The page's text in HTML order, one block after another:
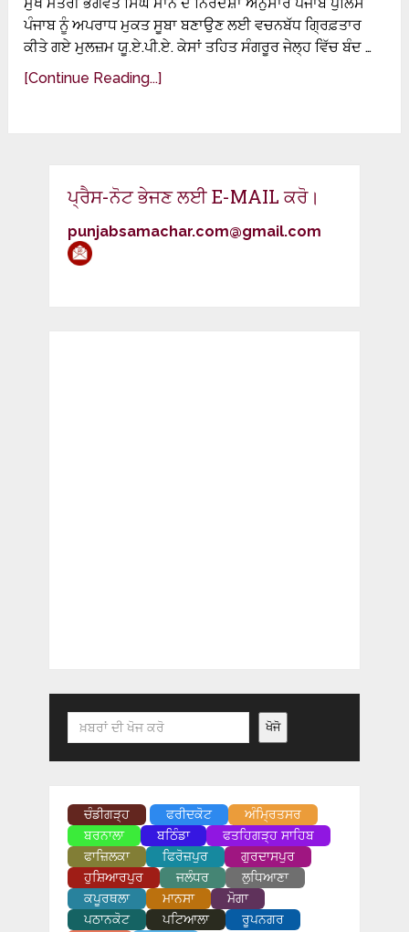
ਮੁੱਖ ਮੰਤਰੀ ਭਗਵੰਤ ਸਿੰਘ ਮਾਨ ਦੇ ਨਿਰਦੇਸ਼ਾਂ ਅਨੁਸਾਰ ਪੰਜਾਬ ਪੁਲਿਸ
ਪੰਜਾਬ ਨੂੰ ਅਪਰਾਧ ਮੁਕਤ ਸੂਬਾ ਬਣਾਉਣ ਲਈ ਵਚਨਬੱਧ ਗ੍ਰਿਫ਼ਤਾਰ
ਕੀਤੇ ਗਏ ਮੁਲਜ਼ਮ ਯੂ.ਏ.ਪੀ.ਏ. ਕੇਸਾਂ ਤਹਿਤ ਸੰਗਰੂਰ ਜੇਲ੍ਹ ਵਿੱਚ ਬੰਦ …
[Continue Reading...]
ਪ੍ਰੈਸ-ਨੋਟ ਭੇਜਣ ਲਈ E-MAIL ਕਰੋ।
punjabsamachar.com@gmail.com
Search ਖੋਜੋ
ਚੰਡੀਗੜ੍ਹ ਫਰੀਦਕੋਟ
ਅੰਮ੍ਰਿਤਸਰ
ਬਰਨਾਲਾ
ਬਠਿੰਡਾ
ਫਤਹਿਗੜ੍ਹ ਸਾਹਿਬ
ਫਾਜ਼ਿਲਕਾ
ਫਿਰੋਜ਼ਪੁਰ
ਗੁਰਦਾਸਪੁਰ
ਹੁਸ਼ਿਆਰਪੁਰ
ਜਲੰਧਰ
ਲੁਧਿਆਣਾ
ਕਪੂਰਥਲਾ
ਮਾਨਸਾ
ਮੋਗਾ
ਪਠਾਨਕੋਟ
ਪਟਿਆਲਾ
ਰੂਪਨਗਰ